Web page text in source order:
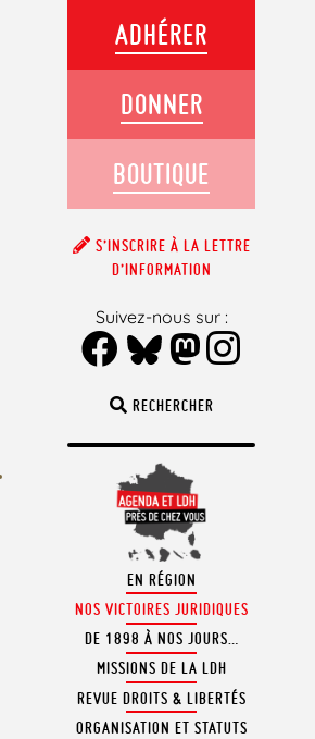
RECHERCHER
EN RÉGION
NOS VICTOIRES JURIDIQUES
DE 1898 À NOS JOURS…
MISSIONS DE LA LDH
REVUE DROITS & LIBERTÉS
ORGANISATION ET STATUTS
ADHÉRER
DONNER
BOUTIQUE
S’INSCRIRE À LA LETTRE
D’INFORMATION
Suivez-nous sur :